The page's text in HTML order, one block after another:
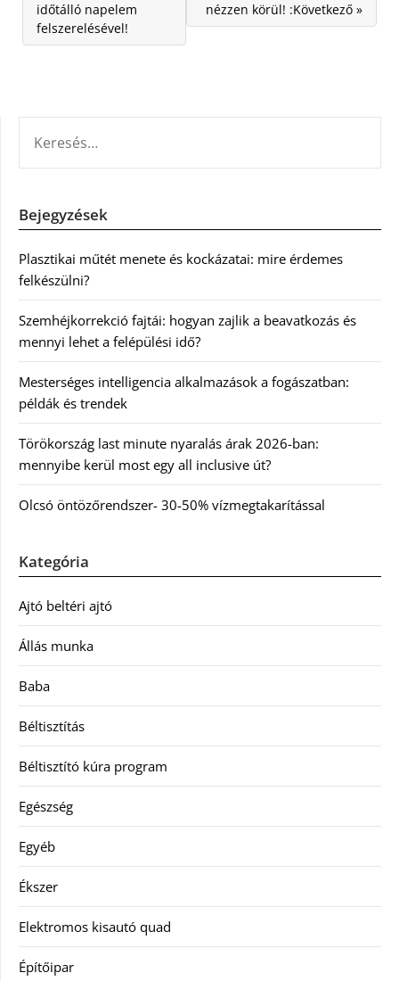
időtálló napelem
felszerelésével!
nézzen körül! :Következő »
Bejegyzések
Plasztikai műtét menete és kockázatai: mire érdemes
felkészülni?
Szemhéjkorrekció fajtái: hogyan zajlik a beavatkozás és
mennyi lehet a felépülési idő?
Mesterséges intelligencia alkalmazások a fogászatban:
példák és trendek
Törökország last minute nyaralás árak 2026-ban:
mennyibe kerül most egy all inclusive út?
Olcsó öntözőrendszer- 30-50% vízmegtakarítással
Kategória
Ajtó beltéri ajtó
Állás munka
Baba
Béltisztítás
Béltisztító kúra program
Egészség
Egyéb
Ékszer
Elektromos kisautó quad
Építőipar